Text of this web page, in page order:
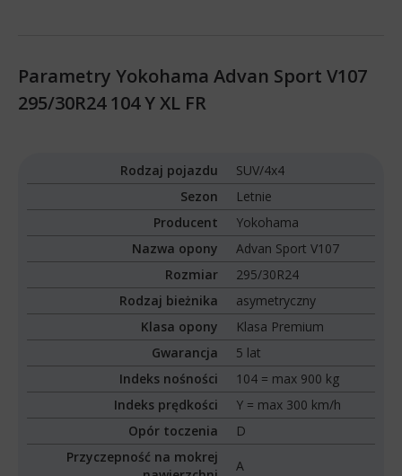
Parametry Yokohama Advan Sport V107
295/30R24 104 Y XL FR
Rodzaj pojazdu
SUV/4x4
Sezon
Letnie
Producent
Yokohama
Nazwa opony
Advan Sport V107
Rozmiar
295/30R24
Rodzaj bieżnika
asymetryczny
Klasa opony
Klasa Premium
Gwarancja
5 lat
Indeks nośności
104 = max 900 kg
Indeks prędkości
Y = max 300 km/h
Opór toczenia
D
Przyczepność na mokrej
A